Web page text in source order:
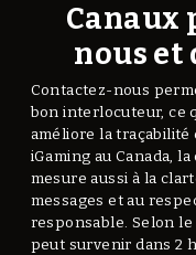
Canaux
nous et
Contactez-nous
bon interlocuteur, ce
améliore la
iGaming au Canada,
mesure aussi à la
messages et au
responsable. Selon
peut survenir dans 2